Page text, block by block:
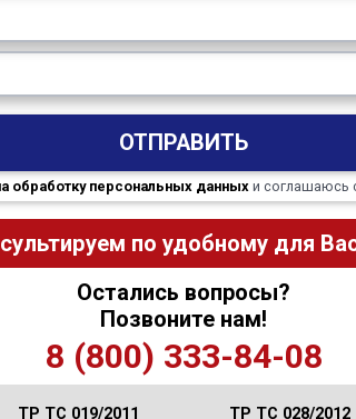
ОТПРАВИТЬ
обработку персональных данныхи соглашаюсь
по удобному для
Остались вопросы?
Позвоните нам!
8 (800) 333-84-08
ТР ТС 019/2011 ТР ТС 028/2012